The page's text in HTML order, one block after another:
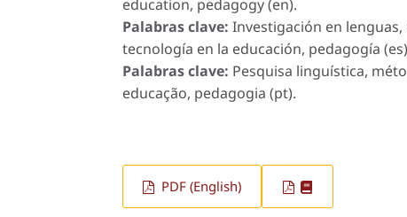
education, pedagogy (en).
Palabras clave: Investigación en
tecnología en la educación, pedagogía
Palabras clave: Pesquisa linguística,
educação, pedagogia (pt).
PDF (English)